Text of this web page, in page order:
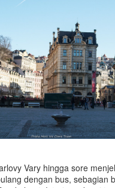
Vary hingga sore
dengan bus, sebagian